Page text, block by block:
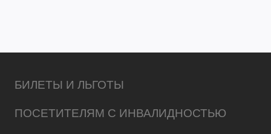
БИЛЕТЫ И ЛЬГОТЫ
ПОСЕТИТЕЛЯМ С ИНВАЛИДНОСТЬЮ